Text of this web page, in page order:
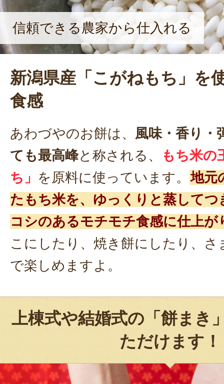
信頼できる農家から仕入れる
新潟県産「こがねもち」を
食感
あわづやのお餅は、 風味・香り・
ても最高峰と称される、
もち米の
ち」 を原料に使っています。 地元
たもち米を、ゆっくりと蒸してつ
コシのあるモチモチ食感に仕上が
こにしたり、焼き餅にしたり、
で楽しめますよ。
上棟式や結婚式の「餅まき
ただけます！